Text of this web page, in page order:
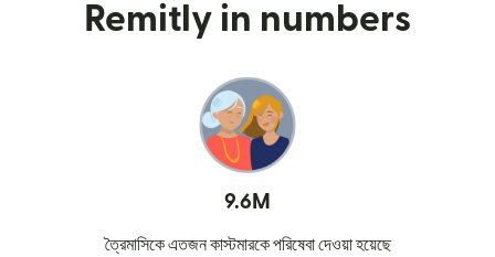
Remitly in numbers
9.6M
ত্রৈমাসিকে এতজন কাস্টমারকে পরিষেবা দেওয়া হয়েছে